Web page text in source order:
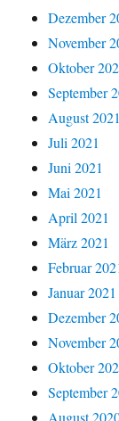
Dezember
November
Oktober
September
August 2021
Juli 2021
Juni 2021
Mai 2021
April 2021
März 2021
Februar
Januar 2021
Dezember
November
Oktober
September
August